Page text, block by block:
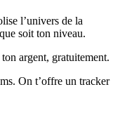
l’univers de la
soit ton niveau.
argent, gratuitement.
On t’offre un tracker